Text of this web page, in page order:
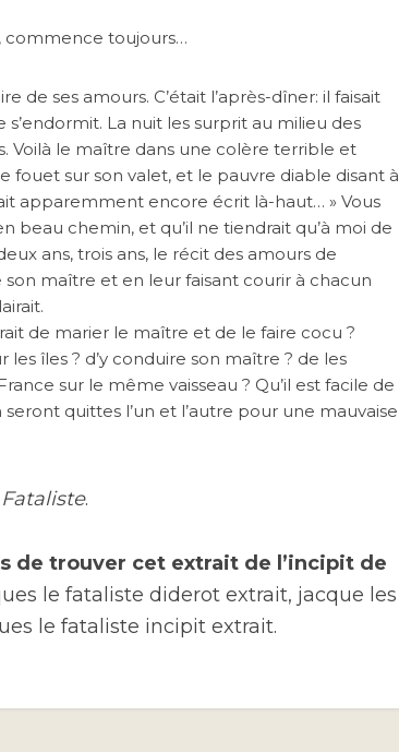
commence toujours…
de ses amours. C’était l’après-dîner: il faisait
La nuit les surprit au milieu des
Voilà le maître dans une colère terrible et
fouet sur son valet, et le pauvre diable disant à
apparemment encore écrit là-haut… » Vous
beau chemin, et qu’il ne tiendrait qu’à moi de
ans, trois ans, le récit des amours de
son maître et en leur faisant courir à chacun
de marier le maître et de le faire cocu ?
les îles ? d’y conduire son maître ? de les
sur le même vaisseau ? Qu’il est facile de
seront quittes l’un et l’autre pour une mauvaise
.
de trouver cet extrait de l’incipit de
le fataliste diderot extrait, jacque les
le fataliste incipit extrait.